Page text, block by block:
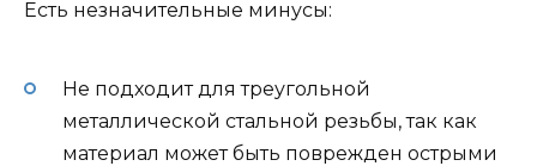
Есть незначительные минусы:
Не подходит для треугольной
металлической стальной резьбы, так как
материал может быть поврежден острыми